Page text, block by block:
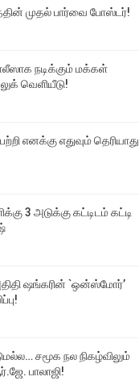
முதல் பார்வை போஸ்டர்!
நடிக்கும் மக்கள்
வெளியீடு!
எனக்கு எதுவும் தெரியாது
3 அடுக்கு கட்டிடம் கட்டி
ஷங்கரின் `ஒன்ஸ்மோர்’
சமூக நல நிகழ்விலும்
பாலாஜி!
NEWS
Aug 6, 2026